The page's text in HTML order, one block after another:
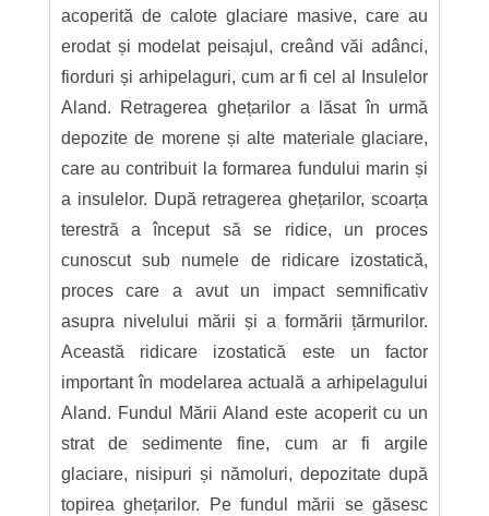
acoperită de calote glaciare masive, care au
erodat și modelat peisajul, creând văi adânci,
fiorduri și arhipelaguri, cum ar fi cel al Insulelor
Aland. Retragerea ghețarilor a lăsat în urmă
depozite de morene și alte materiale glaciare,
care au contribuit la formarea fundului marin și
a insulelor. După retragerea ghețarilor, scoarța
terestră a început să se ridice, un proces
cunoscut sub numele de ridicare izostatică,
proces care a avut un impact semnificativ
asupra nivelului mării și a formării țărmurilor.
Această ridicare izostatică este un factor
important în modelarea actuală a arhipelagului
Aland. Fundul Mării Aland este acoperit cu un
strat de sedimente fine, cum ar fi argile
glaciare, nisipuri și nămoluri, depozitate după
topirea ghețarilor. Pe fundul mării se găsesc